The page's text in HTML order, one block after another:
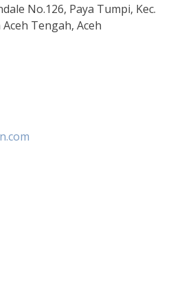
No.126, Paya Tumpi, Kec.
Tengah, Aceh